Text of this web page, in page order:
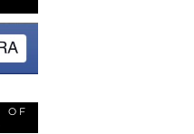
OF